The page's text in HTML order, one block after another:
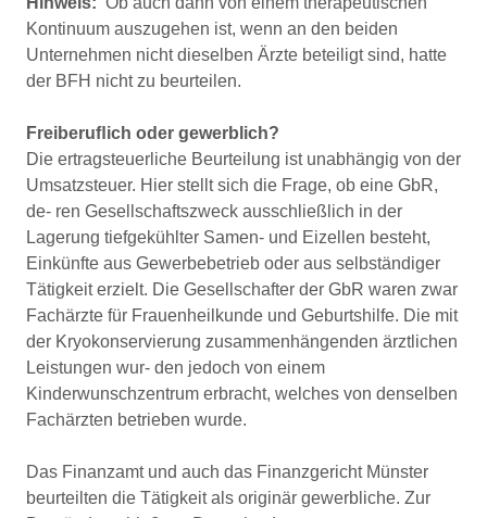
Kontinuum auszugehen ist, wenn an den beiden
Unternehmen nicht dieselben Ärzte beteiligt sind, hatte
der BFH nicht zu beurteilen.
Freiberuﬂich oder gewerblich?
Die ertragsteuerliche Beurteilung ist unabhängig von der
Umsatzsteuer. Hier stellt sich die Frage, ob eine GbR,
de- ren Gesellschaftszweck ausschließlich in der
Lagerung tiefgekühlter Samen- und Eizellen besteht,
Einkünfte aus Gewerbebetrieb oder aus selbständiger
Tätigkeit erzielt. Die Gesellschafter der GbR waren zwar
Fachärzte für Frauenheilkunde und Geburtshilfe. Die mit
der Kryokonservierung zusammenhängenden ärztlichen
Leistungen wur- den jedoch von einem
Kinderwunschzentrum erbracht, welches von denselben
Fachärzten betrieben wurde.
Das Finanzamt und auch das Finanzgericht Münster
beurteilten die Tätigkeit als originär gewerbliche. Zur